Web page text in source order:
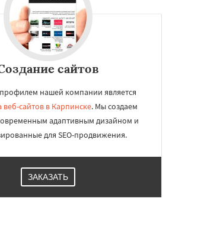
сайтов
нашей компании является
веб-сайтов в Карпинске. Мы создаем
адаптивным дизайном и
для SEO-продвижения.
ЗАКАЗАТЬ